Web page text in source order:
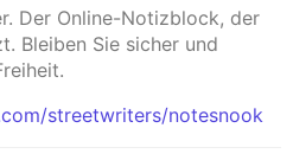
Der Online-Notizblock, der
Bleiben Sie sicher und
streetwriters/notesnook